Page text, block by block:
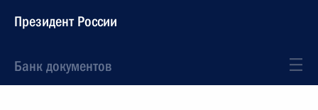
Президент России
Банк документов